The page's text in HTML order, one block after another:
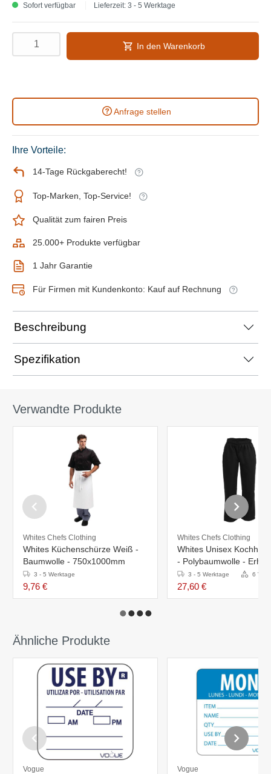
Sofort verfügbar Lieferzeit: 3 - 5 Werktage
In den Warenkorb
Anfrage stellen
Ihre Vorteile:
14-Tage Rückgaberecht!
Top-Marken, Top-Service!
Qualität zum fairen Preis
25.000+ Produkte verfügbar
1 Jahr Garantie
Für Firmen mit Kundenkonto: Kauf auf Rechnung
Beschreibung
Spezifikation
Verwandte Produkte
Whites Chefs Clothing
Whites Küchenschürze Weiß -
Baumwolle - 750x1000mm
3 - 5 Werktage
9,76 €
Whites Chefs Clothing
Whites Unisex
- Polybaumwolle -
Größen
3 - 5 Werktage 6
27,60 €
Ähnliche Produkte
Vogue Vogue